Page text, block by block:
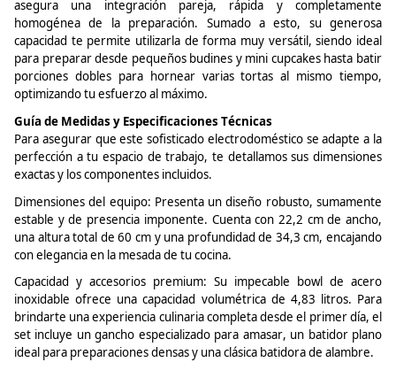
asegura una integración pareja, rápida y completamente
homogénea de la preparación. Sumado a esto, su generosa
capacidad te permite utilizarla de forma muy versátil, siendo ideal
para preparar desde pequeños budines y mini cupcakeshasta batir
porciones dobles para hornear varias tortas al mismo tiempo,
optimizando tu esfuerzo al máximo.
Guía de Medidas y Especificaciones Técnicas
Para asegurar que este sofisticado electrodoméstico se adapte a la
perfección a tu espacio de trabajo, te detallamos sus dimensiones
exactas y los componentes incluidos.
Dimensiones del equipo: Presenta un diseño robusto, sumamente
estable y de presencia imponente. Cuenta con 22,2 cm de ancho,
una altura total de 60 cm y una profundidad de 34,3 cm, encajando
con elegancia en la mesada de tu cocina.
Capacidad y accesorios premium: Su impecable bowl de acero
inoxidable ofrece una capacidad volumétrica de 4,83 litros. Para
brindarte una experiencia culinaria completa desde el primer día, el
set incluye un gancho especializado para amasar, un batidor plano
ideal para preparaciones densas y una clásica batidora de alambre.